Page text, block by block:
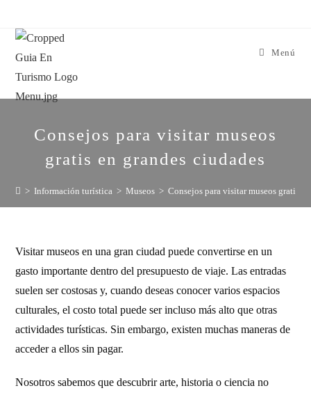
Menú
Consejos para visitar museos
gratis en grandes ciudades
> Información turística > Museos > Consejos para visitar museos gratis
Visitar museos en una gran ciudad puede convertirse en un
gasto importante dentro del presupuesto de viaje. Las entradas
suelen ser costosas y, cuando deseas conocer varios espacios
culturales, el costo total puede ser incluso más alto que otras
actividades turísticas. Sin embargo, existen muchas maneras de
acceder a ellos sin pagar.
Nosotros sabemos que descubrir arte, historia o ciencia no